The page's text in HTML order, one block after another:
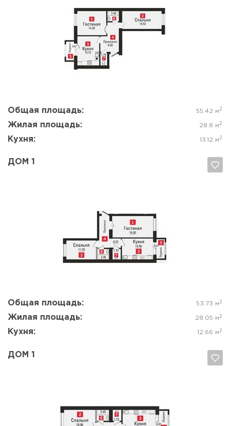
Общая площадь: 55.42 м 2
Жилая площадь: 28.8 м 2
Кухня: 13.12 м 2
Да, удалить Отмена
ДОМ 1
Общая площадь: 53.73 м 2
Жилая площадь: 28.05 м 2
Кухня: 12.66 м 2
Да, удалить
ДОМ 1